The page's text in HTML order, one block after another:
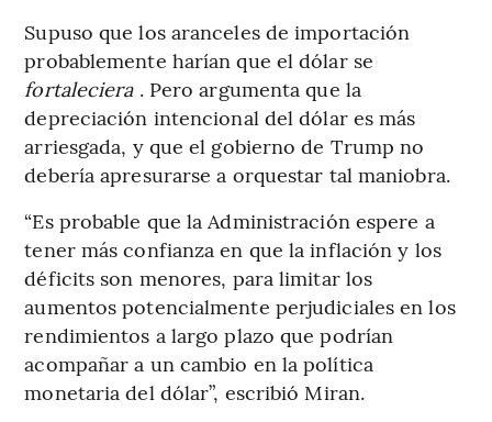
Supuso que los aranceles de importación
probablemente harían que el dólar se
fortaleciera. Pero argumenta que la
depreciación intencional del dólar es más
arriesgada, y que el gobierno de Trump no
debería apresurarse a orquestar tal maniobra.
“Es probable que la Administración espere a
tener más confianza en que la inflación y los
déficits son menores, para limitar los
aumentos potencialmente perjudiciales en los
rendimientos a largo plazo que podrían
acompañar a un cambio en la política
monetaria del dólar”, escribió Miran.